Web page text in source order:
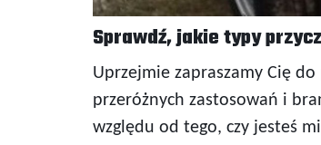
Sprawdź, jakie typy
Uprzejmie zapraszamy Cię
przeróżnych zastosowań i
względu od tego, czy jesteś